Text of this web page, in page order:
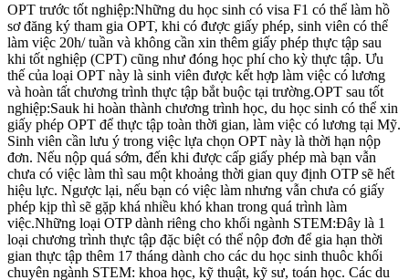
OPT trước tốt nghiệp:Những du học sinh có visa F1 có thể làm hồ
sơ đăng ký tham gia OPT, khi có được giấy phép, sinh viên có thể
làm việc 20h/ tuần và không cần xin thêm giấy phép thực tập sau
khi tốt nghiệp (CPT) cũng như đóng học phí cho kỳ thực tập. Ưu
thế của loại OPT này là sinh viên được kết hợp làm việc có lương
và hoàn tất chương trình thực tập bắt buộc tại trường.OPT sau tốt
nghiệp:Sauk hi hoàn thành chương trình học, du học sinh có thể xin
giấy phép OPT để thực tập toàn thời gian, làm việc có lương tại Mỹ.
Sinh viên cần lưu ý trong việc lựa chọn OPT này là thời hạn nộp
đơn. Nếu nộp quá sớm, đến khi được cấp giấy phép mà bạn vẫn
chưa có việc làm thì sau một khoảng thời gian quy định OTP sẽ hết
hiệu lực. Ngược lại, nếu bạn có việc làm nhưng vẫn chưa có giấy
phép kịp thì sẽ gặp khá nhiều khó khan trong quá trình làm
việc.Những loại OTP dành riêng cho khối ngành STEM:Đây là 1
loại chương trình thực tập đặc biệt có thể nộp đơn để gia hạn thời
gian thực tập thêm 17 tháng dành cho các du học sinh thuôc khối
chuyên ngành STEM: khoa học, kỹ thuật, kỹ sư, toán học. Các du